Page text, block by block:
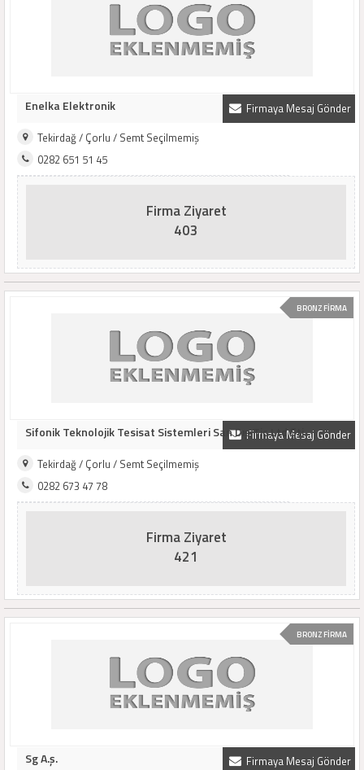
Firmaya Mesaj Gönder
Enelka Elektronik
Tekirdağ / Çorlu / Semt Seçilmemiş
0282 651 51 45
Firma Ziyaret
403
BRONZ FİRMA
Firmaya Mesaj Gönder
Sifonik Teknolojik Tesisat Sistemleri San Dış Tic Ltd Şti
Tekirdağ / Çorlu / Semt Seçilmemiş
0282 673 47 78
Firma Ziyaret
421
BRONZ FİRMA
Firmaya Mesaj Gönder
Sg A.ş.